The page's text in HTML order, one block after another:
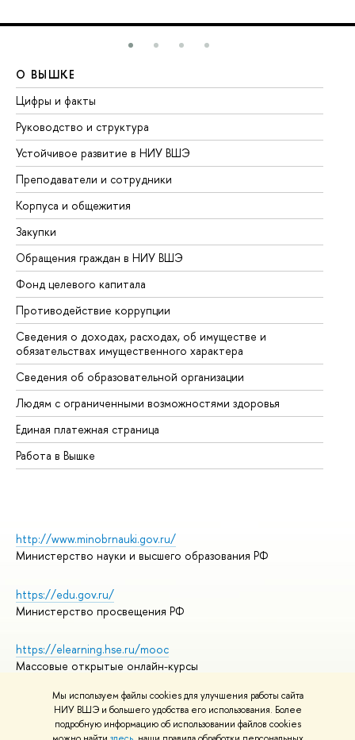
Мы используем файлы cookies для улучшения работы сайта
НИУ ВШЭ и большего удобства его использования. Более
подробную информацию об использовании файлов cookies
О ВЫШКЕ
Цифры и факты
Руководство и структура
Устойчивое развитие в НИУ ВШЭ
Преподаватели и сотрудники
Корпуса и общежития
Закупки
Обращения граждан в НИУ ВШЭ
Фонд целевого капитала
Противодействие коррупции
Сведения о доходах, расходах, об имуществе и
обязательствах имущественного характера
Сведения об образовательной организации
Людям с ограниченными возможностями здоровья
Единая платежная страница
Работа в Вышке
http://www.minobrnauki.gov.ru/
Министерство науки и высшего образования РФ
https://edu.gov.ru/
Министерство просвещения РФ
https://elearning.hse.ru/mooc
Массовые открытые онлайн-курсы
© НИУ ВШЭ 1993–2026 Адреса и контакты